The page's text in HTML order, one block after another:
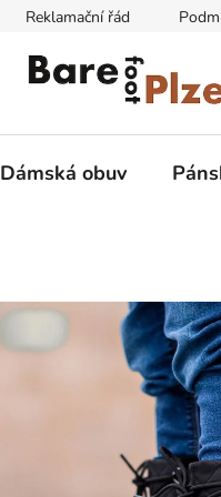
Reklamační řád
Dámská obuv